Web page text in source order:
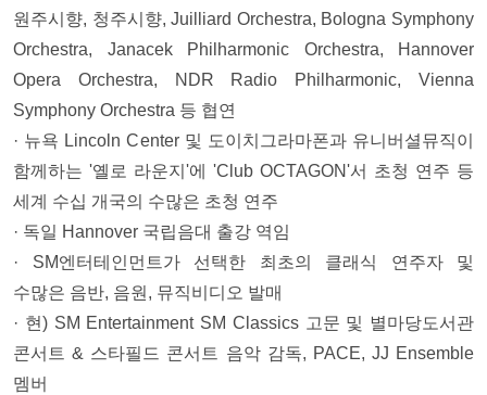
원주시향, 청주시향, Juilliard Orchestra, Bologna Symphony
Orchestra, Janacek Philharmonic Orchestra, Hannover
Opera Orchestra, NDR Radio Philharmonic, Vienna
Symphony Orchestra 등 협연
· 뉴욕 Lincoln Center 및 도이치그라마폰과 유니버셜뮤직이
함께하는 '옐로 라운지'에 'Club OCTAGON'서 초청 연주 등
세계 수십 개국의 수많은 초청 연주
· 독일 Hannover 국립음대 출강 역임
· SM엔터테인먼트가 선택한 최초의 클래식 연주자 및
수많은 음반, 음원, 뮤직비디오 발매
· 현) SM Entertainment SM Classics 고문 및 별마당도서관
콘서트 & 스타필드 콘서트 음악 감독, PACE, JJ Ensemble
멤버